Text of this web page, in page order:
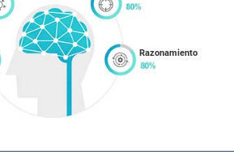
Razonamiento